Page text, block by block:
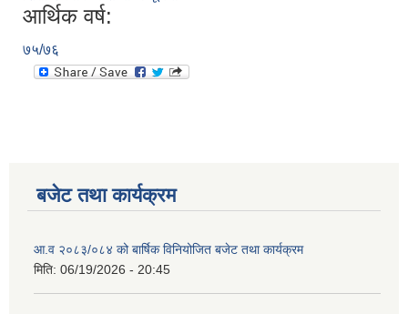
आर्थिक वर्ष:
७५/७६
बजेट तथा कार्यक्रम
आ.व २०८३/०८४ को बार्षिक विनियोजित बजेट तथा कार्यक्रम
मिति: 06/19/2026 - 20:45